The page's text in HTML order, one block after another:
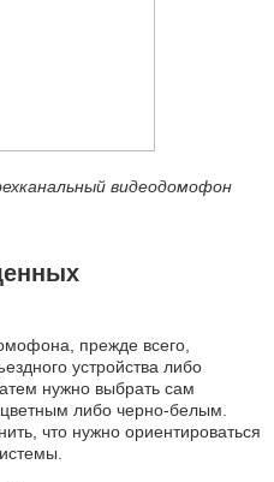
видеодомофон
прежде всего,
устройства либо
нужно выбрать сам
либо черно-белым.
что нужно ориентироваться